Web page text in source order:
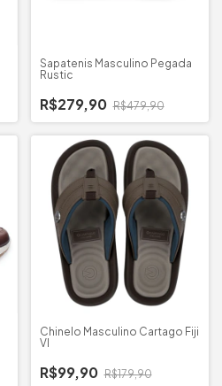
Sapatenis Masculino Pegada
Rustic
R$279,90 R$479,90
Chinelo Masculino Cartago Fiji
VI
R$99,90 R$179,90